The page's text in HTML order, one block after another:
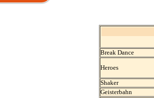
Break Dance
Heroes
Shaker
Geisterbahn